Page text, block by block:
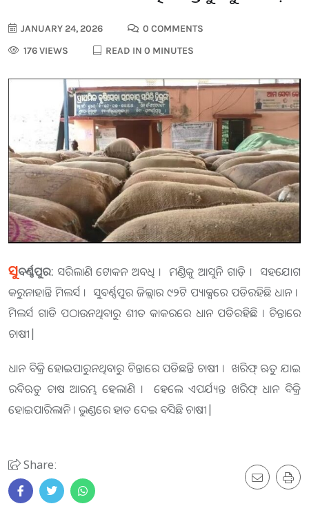
JANUARY 24, 2026
0 COMMENTS
176 VIEWS
READ IN 0 MINUTES
ସୁବର୍ଣ୍ଣପୁର: ସରିଲାଣି ଟୋକନ ଅବଧି । ମଣ୍ଡିକୁ ଆସୁନି ଗାଡ଼ି । ସହଯୋଗ
କରୁନାହାନ୍ତି ମିଲର୍ସ । ସୁବର୍ଣ୍ଣପୁର ଜିଲ୍ଲାର ୯୨ଟି ପ୍ୟାକ୍ସରେ ପଡିରହିଛି ଧାନ ।
ମିଲର୍ସ ଗାଡି ପଠାଉନଥିବାରୁ ଶୀତ କାକରରେ ଧାନ ପଡିରହିଛି । ଚିନ୍ତାରେ
ଚାଷୀ|
ଧାନ ବିକ୍ରି ହୋଇପାରୁନଥିବାରୁ ଚିନ୍ତାରେ ପଡିଛନ୍ତି ଚାଷୀ । ଖରିଫ୍ ଋତୁ ଯାଇ
ରବିଋତୁ ଚାଷ ଆରମ୍ଭ ହେଲାଣି । ହେଲେ ଏପର୍ଯ୍ୟନ୍ତ ଖରିଫ୍ ଧାନ ବିକ୍ରି
ହୋଇପାରିଲାନି । ଭୁଣ୍ଡରେ ହାତ ଦେଇ ବସିଛି ଚାଷୀ|
Share: